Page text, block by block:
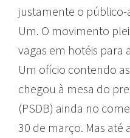
justamente o público-
Um. O movimento
vagas em hotéis para
Um ofício contendo
chegou à mesa do
(PSDB) ainda no
30 de março. Mas até